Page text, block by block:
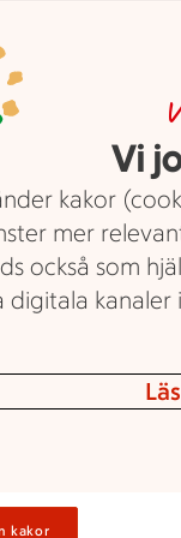
det
kan
skapa
Text: Julia
till rätten.
Vi
kakor
mer
också som
digitala
kakor